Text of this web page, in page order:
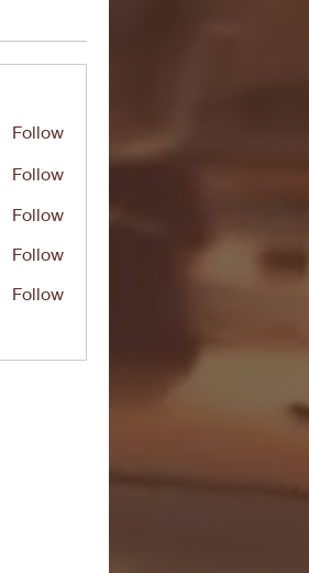
Follow
Follow
Follow
Follow
Follow